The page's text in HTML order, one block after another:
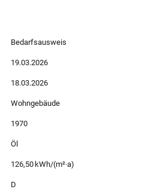
Bedarfs­ausweis
19.03.2026
18.03.2026
Wohngebäude
1970
Öl
126,50 kWh/(m²·a)
D